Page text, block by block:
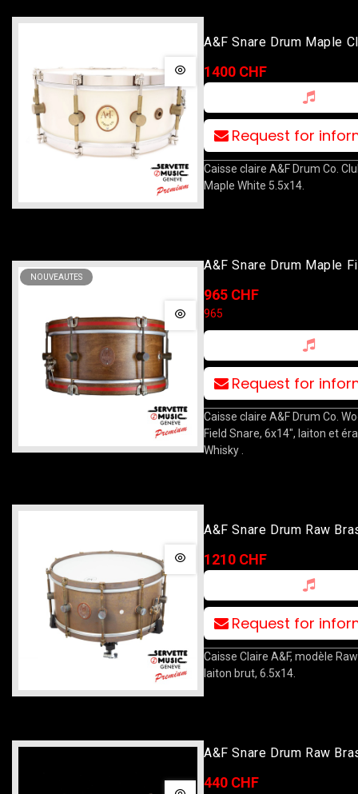
A&F Snare Drum Maple
14x5.5 White
1400 CHF
Request for
Caisse claire A&F Drum Co.
Maple White 5.5x14.
NOUVEAUTES
A&F Snare Drum Maple
Whisky 14x6
965 CHF
965
Request for
Caisse claire A&F Drum Co.
Field Snare, 6x14", laiton et
Whisky .
A&F Snare Drum Raw
14x6.5
1210 CHF
Request for
Caisse Claire A&F, modèle
laiton brut, 6.5x14.
A&F Snare Drum Raw
440 CHF